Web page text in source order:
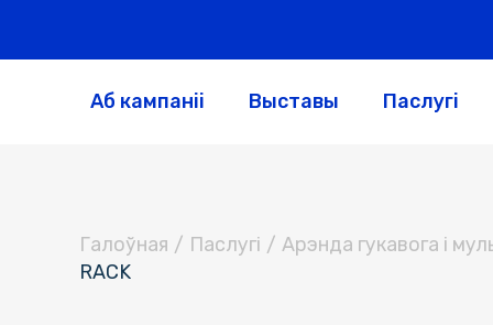
Аб кампаніі Выставы Паслугі
Галоўная / Паслугi / Арэнда гукавога і
RACK